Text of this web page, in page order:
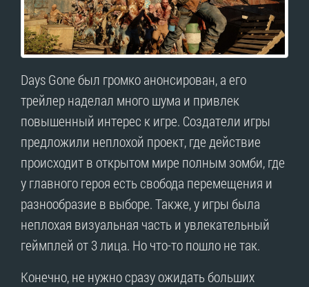
Days Gone был громко анонсирован, а его
трейлер наделал много шума и привлек
повышенный интерес к игре. Создатели игры
предложили неплохой проект, где действие
происходит в открытом мире полным зомби, где
у главного героя есть свобода перемещения и
разнообразие в выборе. Также, у игры была
неплохая визуальная часть и увлекательный
геймплей от 3 лица. Но что-то пошло не так.
Конечно, не нужно сразу ожидать больших